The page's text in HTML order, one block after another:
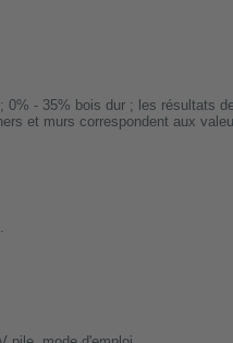
0% - 35% bois dur ; les résultats
et murs correspondent aux